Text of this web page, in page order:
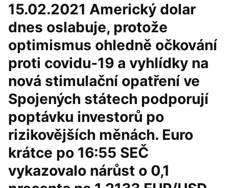
15.02.2021 Americký dolar
dnes oslabuje, protože
optimismus ohledně očkování
proti covidu-19 a vyhlídky na
nová stimulační opatření ve
Spojených státech podporují
poptávku investorů po
rizikovějších měnách. Euro
krátce po 16:55 SEČ
vykazovalo nárůst o 0,1